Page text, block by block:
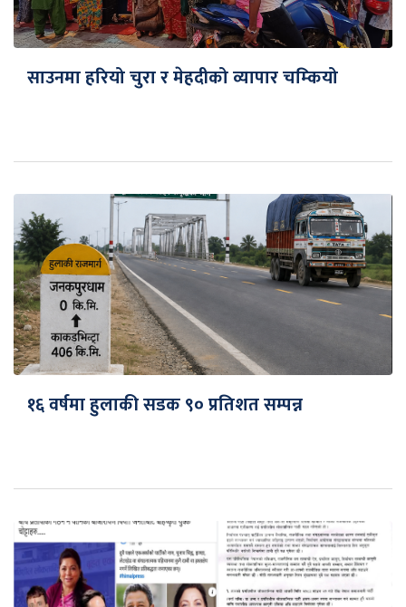
साउनमा हरियो चुरा र मेहदीको व्यापार चम्कियो
१६ वर्षमा हुलाकी सडक ९० प्रतिशत सम्पन्न